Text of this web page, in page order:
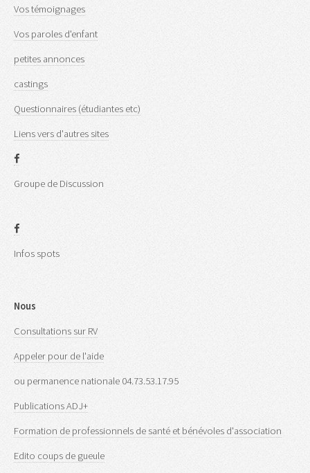
Vos témoignages
Vos paroles d'enfant
petites annonces
castings
Questionnaires (étudiantes etc)
Liens vers d'autres sites
Groupe de Discussion
Infos spots
Nous
Consultations sur RV
Appeler pour de l'aide
ou permanence nationale 04.73.53.17.95
Publications ADJ+
Formation de professionnels de santé et bénévoles d'association
Edito coups de gueule